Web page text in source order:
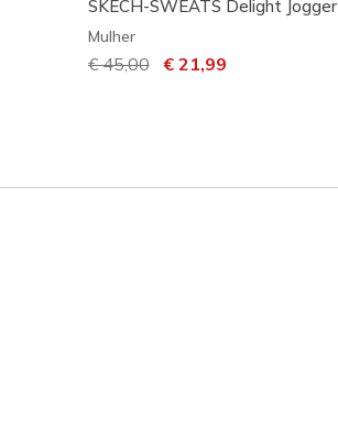
SKECH-SWEATS Delight Jogger
Mulher
Preço com desconto de
€ 45,00para
€ 21,99